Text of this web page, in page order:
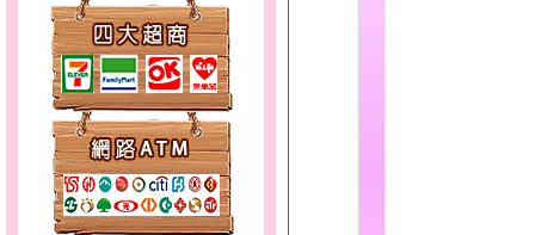
分享愛～金銀鋼套鍊